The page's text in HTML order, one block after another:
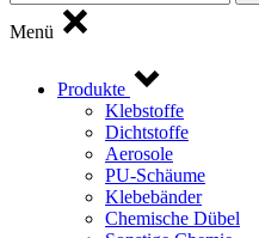
Menü
Produkte
Klebstoffe
Dichtstoffe
Aerosole
PU-Schäume
Klebebänder
Chemische Dübel